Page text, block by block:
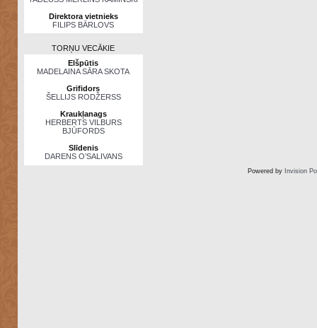
Direktora vietnieks
FILIPS BĀRLOVS
TORŅU VECĀKIE
Elšpūtis
MADELAINA SĀRA SKOTA
Grifidors
ŠELLIJS RODŽERSS
Kraukļanags
HERBERTS VILBURS
BJŪFORDS
Slīdenis
DARENS O’SALIVANS
Powered by Invision